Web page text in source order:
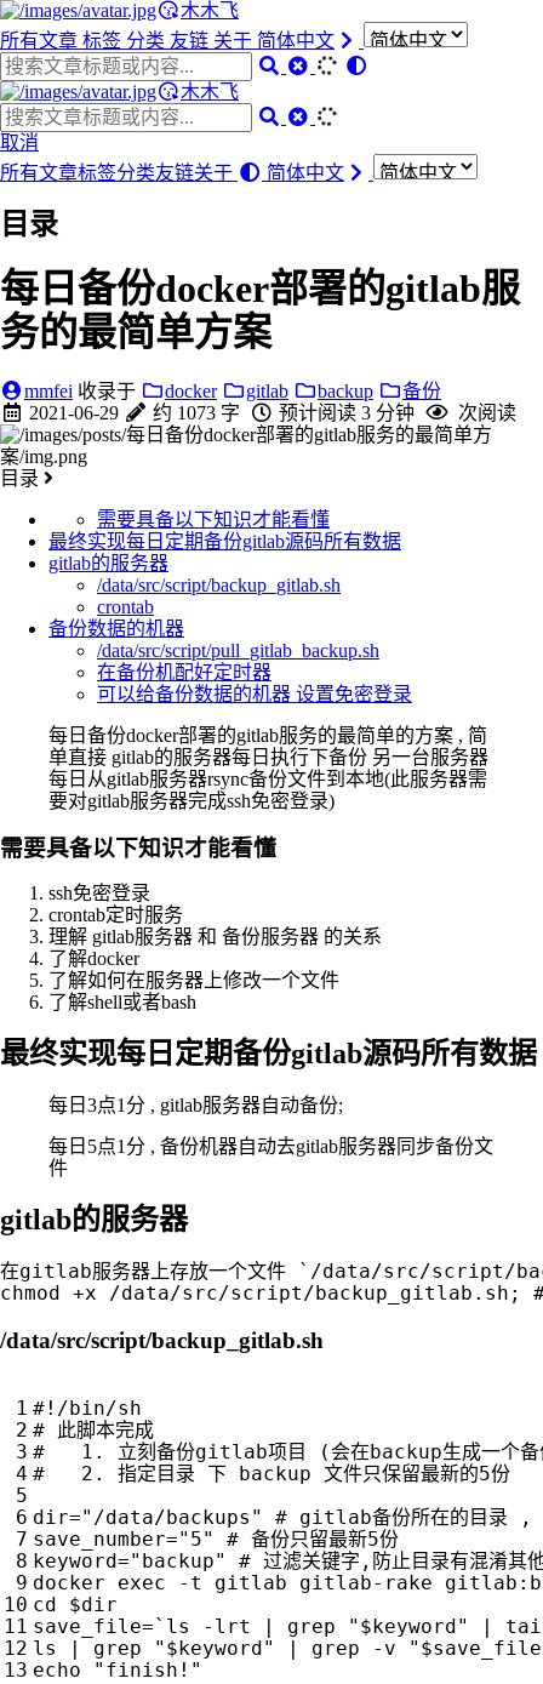
木木飞
所有文章 标签 分类 友链 关于 简体中文
木木飞
取消
所有文章标签分类友链关于 简体中文
目录
每日备份docker部署的gitlab服
务的最简单方案
mmfei 收录于 docker gitlab backup
备份
2021-06-29
约 1073 字 预计阅读 3 分钟 次阅读
目录
需要具备以下知识才能看懂
最终实现每日定期备份gitlab源码所有数据
gitlab的服务器
/data/src/script/backup_gitlab.sh
crontab
备份数据的机器
/data/src/script/pull_gitlab_backup.sh
在备份机配好定时器
可以给备份数据的机器 设置免密登录
每日备份docker部署的gitlab服务的最简单的方案 , 简
单直接 gitlab的服务器每日执行下备份 另一台服务器
每日从gitlab服务器rsync备份文件到本地(此服务器需
要对gitlab服务器完成ssh免密登录)
需要具备以下知识才能看懂
ssh免密登录
crontab定时服务
理解 gitlab服务器 和 备份服务器 的关系
了解docker
了解如何在服务器上修改一个文件
了解shell或者bash
最终实现每日定期备份gitlab源码所有数据
每日3点1分 , gitlab服务器自动备份;
每日5点1分 , 备份机器自动去gitlab服务器同步备份文
件
gitlab的服务器
在gitlab服务器上存放一个文件 `/data/src/script/
/data/src/script/backup_gitlab.sh
# 此脚本完成
#   1. 立刻备份gitlab项目 (会在backup生成一个备
#   2. 指定目录 下 backup 文件只保留最新的5份
dir="/data/backups"
# gitlab备份所在的目
save_number="5"
# 备份只留最新5份
keyword="backup"
# 过滤关键字,防止目录有混淆其
docker exec -t gitlab gitlab-rake
cd
$dir
save_file= ` ls -lrt grep " $keyword "
ls
grep " $keyword " grep -v " $save_file
echo
"finish!"